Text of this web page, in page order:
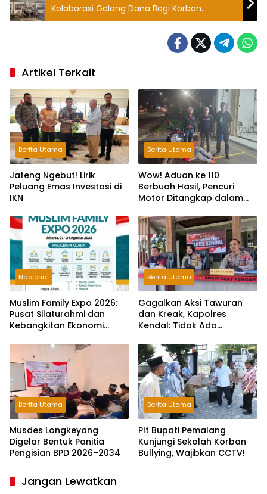
Kolaborasi Galang Dana Bagi Korban
Bencana Alam Di Sumatera
Artikel Terkait
Berita Utama
Jateng Ngebut! Lirik
Peluang Emas Investasi di
IKN
Berita Utama
Wow! Aduan ke 110
Berbuah Hasil, Pencuri
Motor Ditangkap dalam
Nasional
Muslim Family Expo 2026:
Pusat Silaturahmi dan
Kebangkitan Ekonomi
Berita Utama
Gagalkan Aksi Tawuran
dan Kreak, Kapolres
Kendal: Tidak Ada
Pelaku Kejahatan Jalanan
Berita Utama
Musdes Longkeyang
Digelar Bentuk Panitia
Pengisian BPD 2026–2034
Berita Utama
Plt Bupati Pemalang
Kunjungi Sekolah Korban
Bullying, Wajibkan CCTV!
Jangan Lewatkan